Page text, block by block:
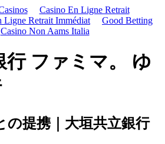
Casino En Ligne Retrait
Ligne Retrait Immédiat
Good Betting
Casino Non Aams Italia
行 ファミマ。 ゆ
の提携｜大垣共立銀行